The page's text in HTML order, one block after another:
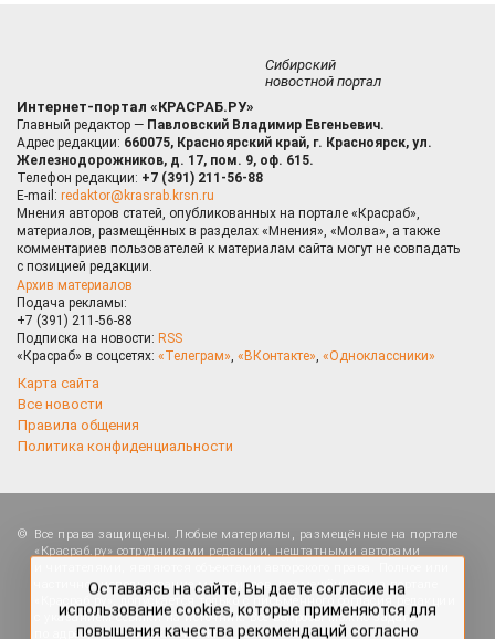
Сибирский
новостной портал
Интернет-портал «КРАСРАБ.РУ»
Главный редактор — Павловский Владимир Евгеньевич.
Адрес редакции: 660075, Красноярский край, г. Красноярск, ул.
Железнодорожников, д. 17, пом. 9, оф. 615.
Телефон редакции: +7 (391) 211-56-88
E-mail: redaktor@krasrab.krsn.ru
Мнения авторов статей, опубликованных на портале «Красраб»,
материалов, размещённых в разделах «Мнения», «Молва», а также
комментариев пользователей к материалам сайта могут не совпадать
с позицией редакции.
Архив материалов
Подача рекламы:
+7 (391) 211-56-88
Подписка на новости: RSS
«Красраб» в соцсетях: «Телеграм», «ВКонтакте», «Одноклассники»
Карта сайта
Все новости
Правила общения
Политика конфиденциальности
Все права защищены. Любые материалы, размещённые на портале
«Красраб.ру» сотрудниками редакции, нештатными авторами
частичное использование материалов, размещённых на портале
«Красраб.ру», допускается только с письменного согласия редакции
с указанием ссылки на источник. Все вопросы можно задать
по адресуredaktor@krasrab.krsn.ru.
использование cookies, которые применяются для
повышения качества рекомендаций согласно
Политике. Отказаться от cookies, можно через
настройки Вашего браузера.